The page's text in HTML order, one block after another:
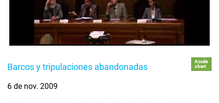
Barcos y tripulaciones abandonadas
Accés
obert
6 de nov. 2009